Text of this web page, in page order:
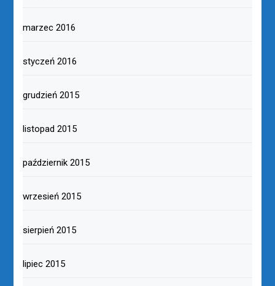
marzec 2016
styczeń 2016
grudzień 2015
listopad 2015
październik 2015
wrzesień 2015
sierpień 2015
lipiec 2015